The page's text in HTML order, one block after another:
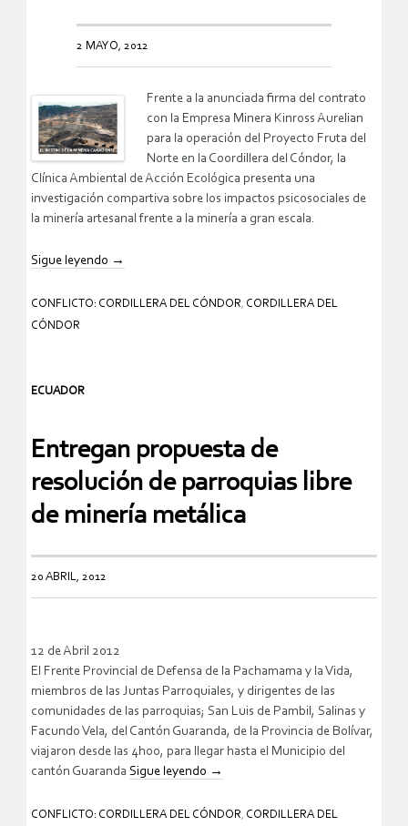
2 MAYO, 2012
Frente a la anunciada firma del contrato
con la Empresa Minera Kinross Aurelian
para la operación del Proyecto Fruta del
Norte en la Coordillera del Cóndor, la
Clínica Ambiental de Acción Ecológica presenta una
investigación compartiva sobre los impactos psicosociales de
la minería artesanal frente a la minería a gran escala.
Sigue leyendo →
CONFLICTO: CORDILLERA DEL CÓNDOR, CORDILLERA DEL
CÓNDOR
ECUADOR
Entregan propuesta de
resolución de parroquias libre
de minería metálica
20 ABRIL, 2012
12 de Abril 2012
El Frente Provincial de Defensa de la Pachamama y la Vida,
miembros de las Juntas Parroquiales, y dirigentes de las
comunidades de las parroquias; San Luis de Pambil, Salinas y
Facundo Vela, del Cantón Guaranda, de la Provincia de Bolívar,
viajaron desde las 4h00, para llegar hasta el Municipio del
cantón Guaranda Sigue leyendo →
CONFLICTO: CORDILLERA DEL CÓNDOR, CORDILLERA DEL